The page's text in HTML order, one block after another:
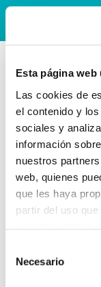
Esta página web
Las cookies de
el contenido y
sociales y
información
nuestros
web, quienes
que les haya
partir del uso
Necesario